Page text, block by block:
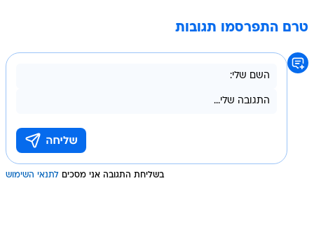
טרם התפרסמו תגובות
בשליחת התגובה אני מסכים לתנאי השימוש